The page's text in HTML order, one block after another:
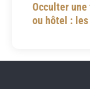
Occulter
ou hôtel : les